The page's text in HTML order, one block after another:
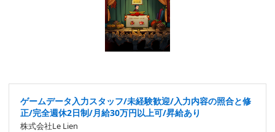
ゲームデータ入力スタッフ/未経験歓迎/入力内容の照合と修
正/完全週休2日制/月給30万円以上可/昇給あり
株式会社Le Lien